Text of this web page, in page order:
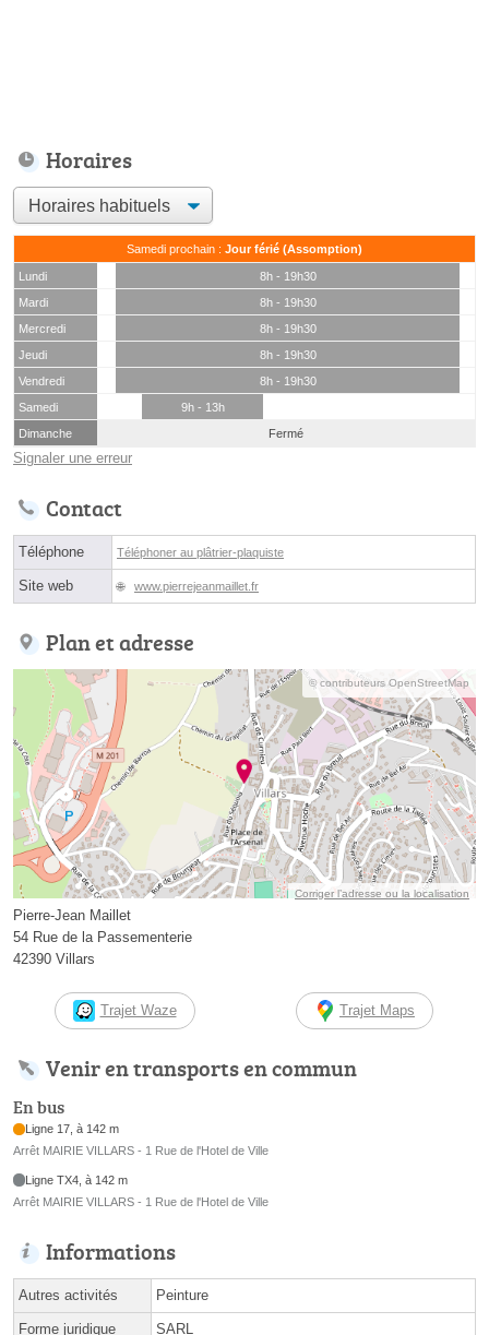
Horaires
Samedi prochain : Jour férié (Assomption)
Lundi
8h - 19h30
Mardi
8h - 19h30
Mercredi
8h - 19h30
Jeudi
8h - 19h30
Vendredi
8h - 19h30
Samedi
9h - 13h
Dimanche
Fermé
Signaler une erreur
Contact
Téléphone Téléphoner au plâtrier-plaquiste
Site web www.pierrejeanmaillet.fr
Plan et adresse
© contributeurs OpenStreetMap
Corriger l’adresse ou la localisation
Pierre-Jean Maillet
54 Rue de la Passementerie
42390 Villars
Trajet Waze Trajet Maps
Venir en transports en commun
En bus
Ligne 17, à 142 m
Arrêt MAIRIE VILLARS - 1 Rue de l'Hotel de Ville
Ligne TX4, à 142 m
Arrêt MAIRIE VILLARS - 1 Rue de l'Hotel de Ville
Informations
Autres activités Peinture
Forme juridique SARL